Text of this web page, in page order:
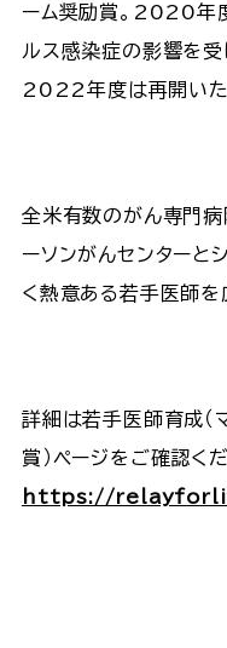
ーム奨励賞。2020年
ルス感染症の影響を受
2022年度は再開いた
全米有数のがん専門
ーソンがんセンターと
く熱意ある若手医師を
詳細は若手医師育成（
賞）ページをご確認くだ
https://